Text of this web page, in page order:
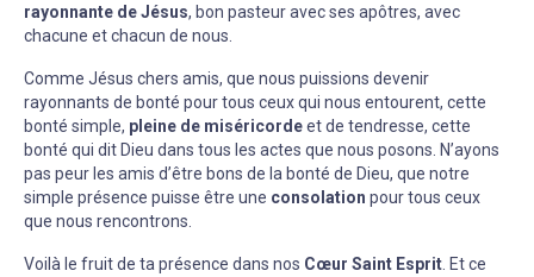
rayonnante de Jésus, bon pasteur avec ses apôtres, avec
chacune et chacun de nous.
Comme Jésus chers amis, que nous puissions devenir
rayonnants de bonté pour tous ceux qui nous entourent, cette
bonté simple, pleine de miséricordeet de tendresse, cette
bonté qui dit Dieu dans tous les actes que nous posons. N’ayons
pas peur les amis d’être bons de la bonté de Dieu, que notre
simple présence puisse être une consolation pour tous ceux
que nous rencontrons.
Voilà le fruit de ta présence dans nos Cœur Saint Esprit. Et ce